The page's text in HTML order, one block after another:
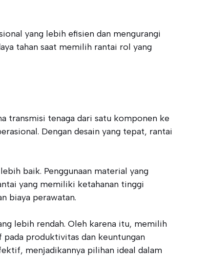
yang lebih efisien dan mengurangi
tahan saat memilih rantai rol yang
transmisi tenaga dari satu komponen ke
Dengan desain yang tepat, rantai
baik. Penggunaan material yang
yang memiliki ketahanan tinggi
biaya perawatan.
lebih rendah. Oleh karena itu, memilih
produktivitas dan keuntungan
menjadikannya pilihan ideal dalam